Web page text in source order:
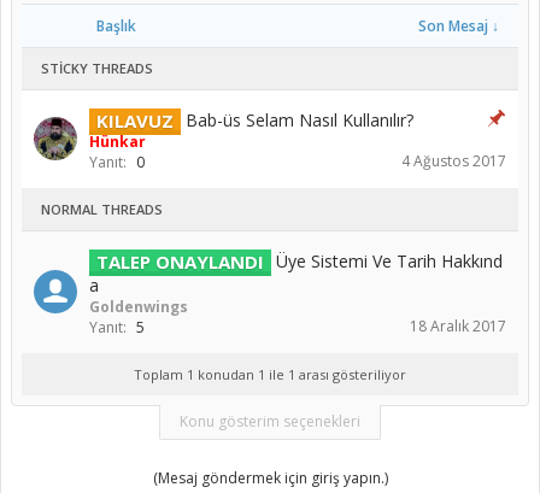
Başlık Son Mesaj ↓
STICKY THREADS
KILAVUZ Bab-üs Selam Nasıl Kullanılır?
Hünkar
Yanıt: 0 4 Ağustos 2017
NORMAL THREADS
TALEP ONAYLANDI Üye Sistemi Ve Tarih Hakkınd
a
Goldenwings
Yanıt: 5 18 Aralık 2017
Toplam 1 konudan 1 ile 1 arası gösteriliyor
Konu gösterim seçenekleri
(Mesaj göndermek için giriş yapın.)